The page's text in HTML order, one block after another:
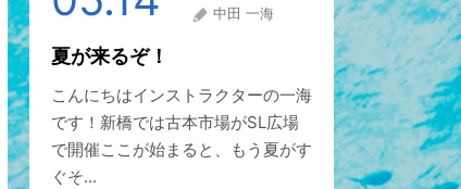
中田 一海
夏が来るぞ！
こんにちはインストラクターの一海
です！新橋では古本市場がSL広場
で開催ここが始まると、もう夏がす
ぐそ...